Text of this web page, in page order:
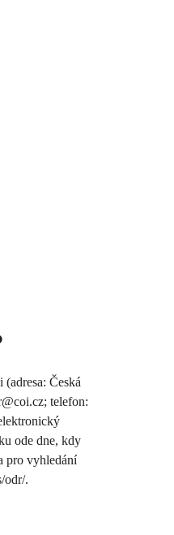
Česká
telefon:
ode dne, kdy
pro vyhledání
odr/.